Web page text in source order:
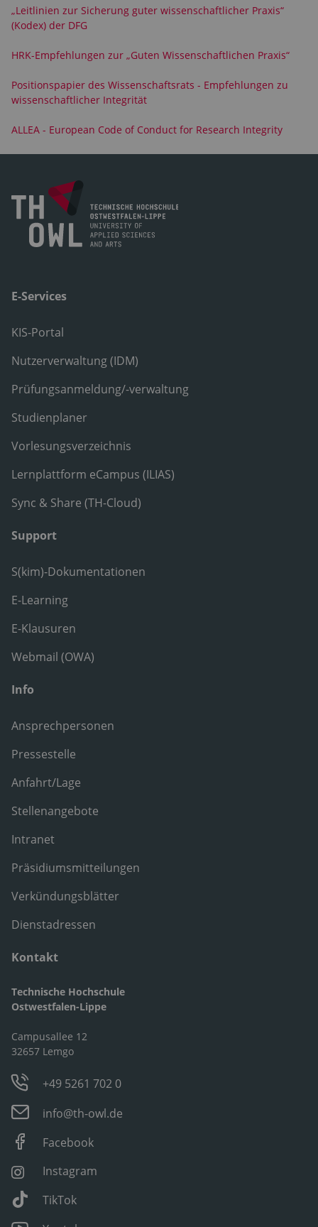
„Leitlinien zur Sicherung guter wissenschaftlicher Praxis“
(Kodex) der DFG
HRK-Empfehlungen zur „Guten Wissenschaftlichen Praxis“
Positionspapier des Wissenschaftsrats - Empfehlungen zu
wissenschaftlicher Integrität
ALLEA - European Code of Conduct for Research Integrity
E-Services
KIS-Portal
Nutzerverwaltung (IDM)
Prüfungsanmeldung/-verwaltung
Studienplaner
Vorlesungsverzeichnis
Lernplattform eCampus (ILIAS)
Sync & Share (TH-Cloud)
Support
S(kim)-Dokumentationen
E-Learning
E-Klausuren
Webmail (OWA)
Info
Ansprechpersonen
Pressestelle
Anfahrt/Lage
Stellenangebote
Intranet
Präsidiumsmitteilungen
Verkündungsblätter
Dienstadressen
Kontakt
Technische Hochschule
Ostwestfalen-Lippe
Campusallee 12
32657 Lemgo
+49 5261 702 0
info@th-owl.de
Facebook
Instagram
TikTok